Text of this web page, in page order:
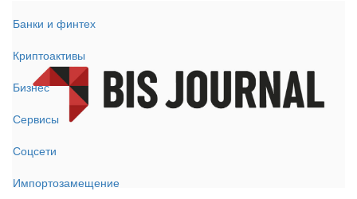
Банки и финтех
Криптоактивы
Бизнес
Сервисы
Соцсети
Импортозамещение